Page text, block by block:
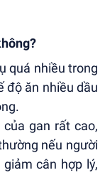
quá nhiều trong
độ ăn nhiều dầu
gan rất cao,
nếu người
cân hợp lý,